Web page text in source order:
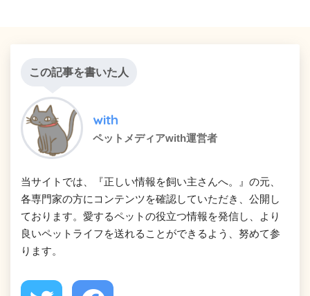
この記事を書いた人
with
ペットメディアwith運営者
当サイトでは、『正しい情報を飼い主さんへ。』の元、
各専門家の方にコンテンツを確認していただき、公開し
ております。愛するペットの役立つ情報を発信し、より
良いペットライフを送れることができるよう、努めて参
ります。